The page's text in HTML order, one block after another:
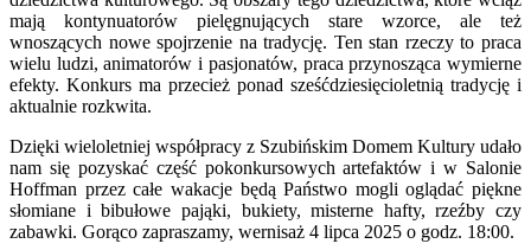
mają kontynuatorów pielęgnujących stare wzorce, ale też
wnoszących nowe spojrzenie na tradycję. Ten stan rzeczy to praca
wielu ludzi, animatorów i pasjonatów, praca przynosząca wymierne
efekty. Konkurs ma przecież ponad sześćdziesięcioletnią tradycję i
aktualnie rozkwita.
Dzięki wieloletniej współpracy z Szubińskim Domem Kultury udało
nam się pozyskać część pokonkursowych artefaktów i w Salonie
Hoffman przez całe wakacje będą Państwo mogli oglądać piękne
słomiane i bibułowe pająki, bukiety, misterne hafty, rzeźby czy
zabawki. Gorąco zapraszamy, wernisaż 4 lipca 2025 o godz. 18:00.